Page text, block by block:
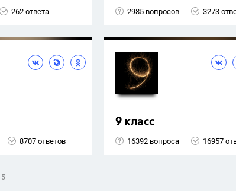
262 ответа 2985 вопросов 3273
8707 ответов
9 класс
16392 вопроса 16957
5